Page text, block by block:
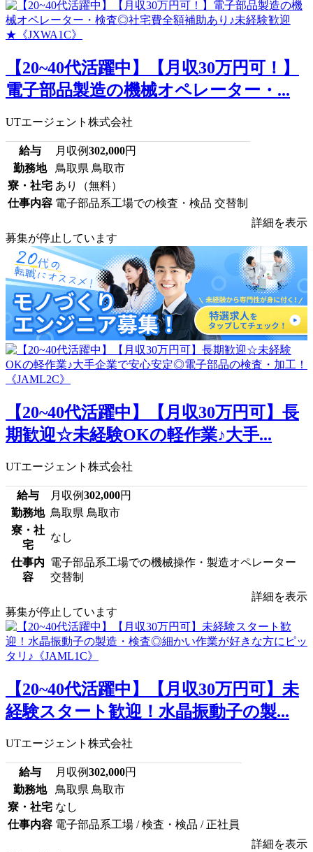
【20~40代活躍中】【月収30万円可！】
電子部品製造の機械オペレーター・...
UTエージェント株式会社
給与 月収例302,000円
勤務地
鳥取県 鳥取市
寮・社宅 あり（無料）
仕事内容 電子部品系工場での検査・検品 交替制
詳細を表示
募集が停止しています
【20~40代活躍中】【月収30万円可】長
期歓迎☆未経験OKの軽作業♪大手...
UTエージェント株式会社
給与 月収例302,000円
勤務地 鳥取県 鳥取市
寮・社
宅
なし
仕事内
容
電子部品系工場での機械操作・製造オペレーター
交替制
詳細を表示
募集が停止しています
【20~40代活躍中】【月収30万円可】未
経験スタート歓迎！水晶振動子の製...
UTエージェント株式会社
給与 月収例302,000円
勤務地
鳥取県 鳥取市
寮・社宅 なし
仕事内容 電子部品系工場 / 検査・検品 / 正社員
詳細を表示